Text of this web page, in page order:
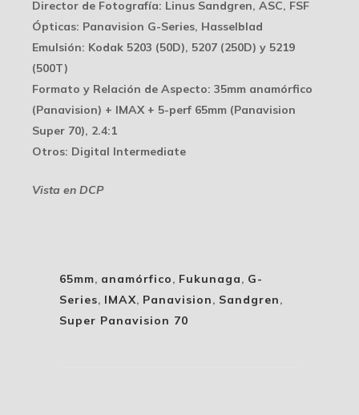
Director de Fotografía: Linus Sandgren, ASC, FSF
Ópticas: Panavision G-Series, Hasselblad
Emulsión: Kodak 5203 (50D), 5207 (250D) y 5219
(500T)
Formato y Relación de Aspecto: 35mm anamórfico
(Panavision) + IMAX + 5-perf 65mm (Panavision
Super 70), 2.4:1
Otros: Digital Intermediate
Vista en DCP
65mm, anamórfico, Fukunaga, G-
Series, IMAX, Panavision, Sandgren,
Super Panavision 70